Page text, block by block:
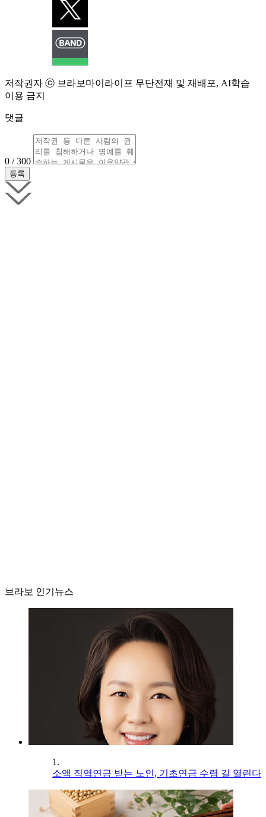
저작권자 ⓒ 브라보마이라이프 무단전재 및 재배포, AI학습
이용 금지
댓글
0 / 300
브라보 인기뉴스
1.
소액 직역연금 받는 노인, 기초연금 수령 길 열린다